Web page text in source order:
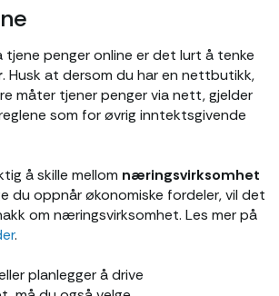
tjene penger online er det lurt å tenke
. Husk at dersom du har en nettbutikk,
måter tjener penger via nett, gjelder
som for øvrig inntektsgivende
å skille mellom næringsvirksomhet
du oppnår økonomiske fordeler, vil det
om næringsvirksomhet. Les mer på
.
planlegger å drive